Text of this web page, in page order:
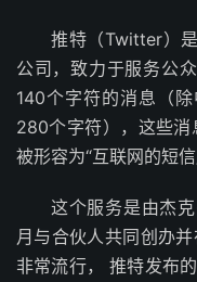
推特（Twitter）
公司，致力于服务公
140个字符的消息（
280个字符），这些消
被形容为“互联网的短信
这个服务是由杰
月与合伙人共同创办
非常流行， 推特发布